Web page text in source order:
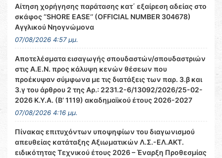
Αίτηση χορήγησης παράτασης κατ΄ εξαίρεση αδείας στο
σκάφος ‘’SHORE EASE’’ (OFFICIAL NUMBER 304678)
Αγγλικού Νηογνώμονα
07/08/2026 4:57 μμ.
Αποτελέσματα εισαγωγής σπουδαστών/σπουδαστριών
στις Α.Ε.Ν. προς κάλυψη κενών θέσεων που
προέκυψαν σύμφωνα με τις διατάξεις των παρ. 3.β και
3.γ του άρθρου 2 της Αρ.: 2231.2-6/13092/2026/25-02-
2026 Κ.Υ.Α. (Β’ 1119) ακαδημαϊκού έτους 2026-2027
07/08/2026 4:16 μμ.
Πίνακας επιτυχόντων υποψηφίων του διαγωνισμού
απευθείας κατάταξης Αξιωματικών Λ.Σ.-ΕΛ.ΑΚΤ.
ειδικότητας Τεχνικού έτους 2026 – Έναρξη Προθεσμίας